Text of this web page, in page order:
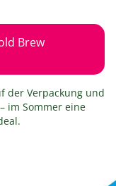
Brew
der Verpackung und
im Sommer eine